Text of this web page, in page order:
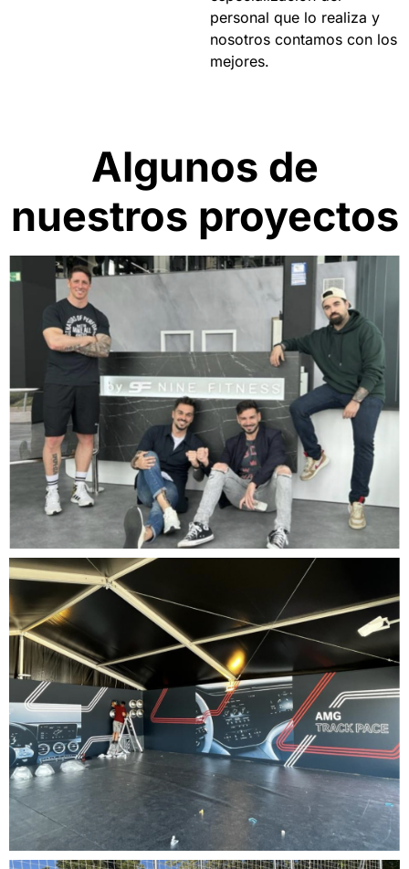
personal que lo realiza y
nosotros contamos con los
mejores.
Algunos de
nuestros proyectos